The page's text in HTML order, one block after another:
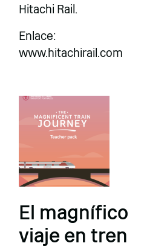
Hitachi Rail.
Enlace:
www.hitachirail.com
El magnífico
viaje en tren